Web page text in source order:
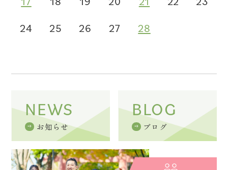
24 25 26 27 28
NEWS
お知らせ
BLOG
ブログ